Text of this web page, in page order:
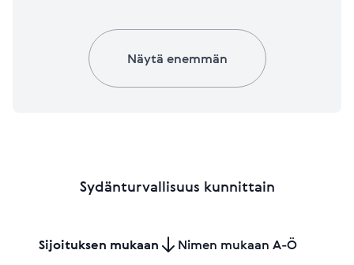
Näytä enemmän
Sydänturvallisuus kunnittain
Sijoituksen mukaan Nimen mukaan A-Ö